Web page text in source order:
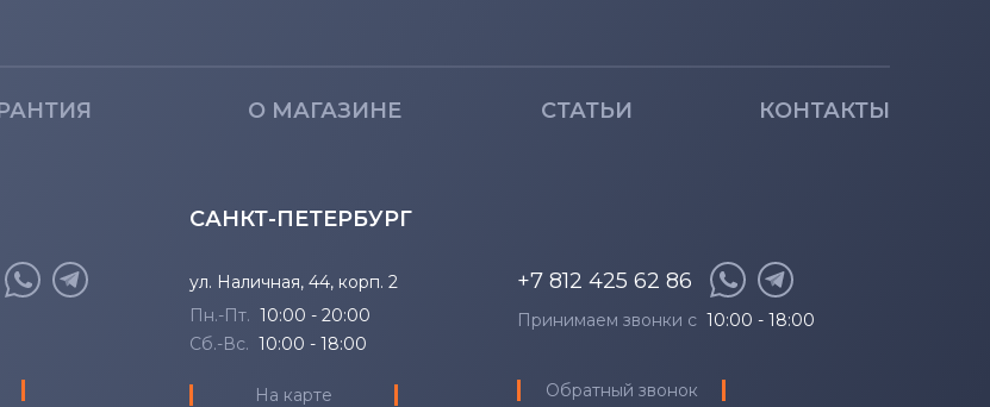
О МАГАЗИНЕ СТАТЬИ КОНТАКТЫ
САНКТ-ПЕТЕРБУРГ
ул. Наличная, 44, корп. 2
Пн.-Пт. 10:00 - 20:00
Сб.-Вс. 10:00 - 18:00
На карте
+7 812 425 62 86
Принимаем звонки с 10:00 - 18:00
Обратный звонок